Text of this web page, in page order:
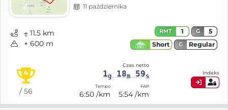
11 października
⨦ 11.5 km
+ 600 m
RMT 1 G
5
Short
G Regular
4
/ 56
Czas netto
1g18m59s
Tempo
6:50 /km
FAP
5:54 /km
Indeks